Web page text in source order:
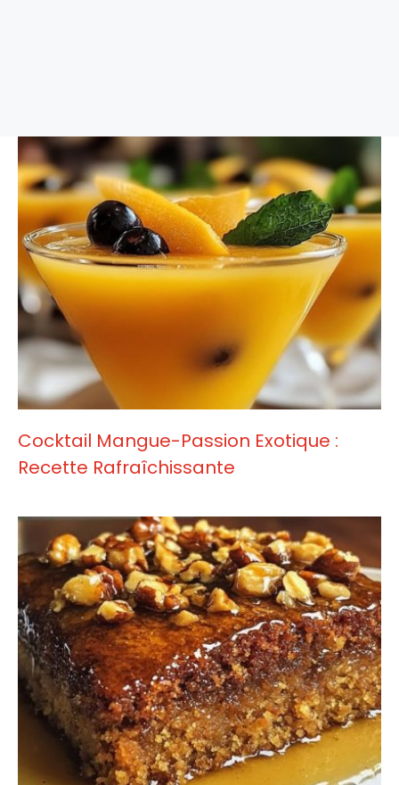
Cocktail Mangue-Passion Exotique :
Recette Rafraîchissante